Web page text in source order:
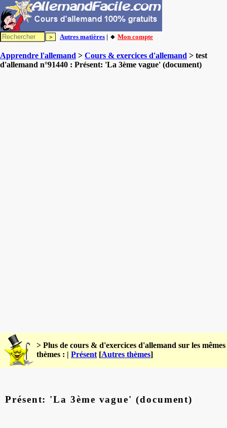
Autres matières | 🔸 Mon compte
Apprendre l'allemand > Cours & exercices d'allemand > test
d'allemand n°91440 : Présent: 'La 3ème vague' (document)
> Plus de cours & d'exercices d'allemand sur les mêmes
thèmes : | Présent [Autres thèmes]
Présent: 'La 3ème vague' (document)